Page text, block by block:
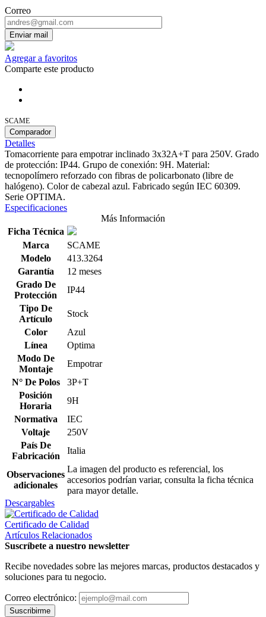
Correo
Enviar mail
Agregar a favoritos
Comparte este producto
SCAME
Comparador
Detalles
Tomacorriente para empotrar inclinado 3x32A+T para 250V. Grado
de protección: IP44. Grupo de conexión: 9H. Material:
tecnopolímero reforzado con fibras de policarbonato (libre de
halógeno). Color de cabezal azul. Fabricado según IEC 60309.
Serie OPTIMA.
Especificaciones
Más Información
Ficha Técnica
Marca
SCAME
Modelo
413.3264
Garantía
12 meses
Grado De
Protección
IP44
Tipo De
Artículo
Stock
Color
Azul
Línea
Optima
Modo De
Montaje
Empotrar
N° De Polos
3P+T
Posición
Horaria
9H
Normativa
IEC
Voltaje
250V
País De
Fabricación
Italia
Observaciones
adicionales
La imagen del producto es referencial, los
accesorios podrían variar, consulta la ficha técnica
para mayor detalle.
Descargables
Certificado de Calidad
Artículos Relacionados
Suscríbete a nuestro newsletter
Recibe novedades sobre las mejores marcas, productos destacados y
soluciones para tu negocio.
Correo electrónico:
Suscribirme